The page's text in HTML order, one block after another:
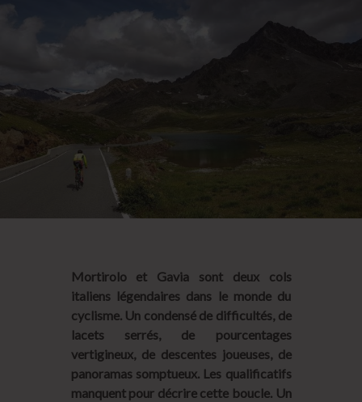
Mortirolo et Gavia sont deux cols
italiens légendaires dans le monde du
cyclisme. Un condensé de difficultés, de
lacets serrés, de pourcentages
vertigineux, de descentes joueuses, de
panoramas somptueux. Les qualificatifs
manquent pour décrire cette boucle. Un